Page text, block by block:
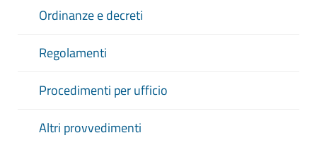
Ordinanze e decreti
Regolamenti
Procedimenti per ufficio
Altri provvedimenti